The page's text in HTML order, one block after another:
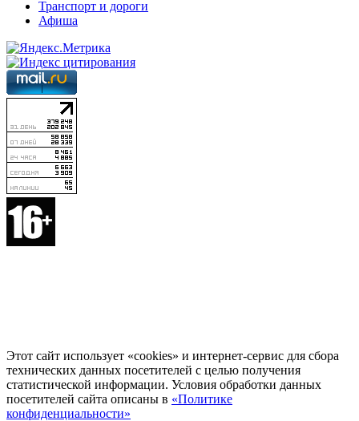
Транспорт и дороги
Афиша
Этот сайт использует «cookies» и интернет-сервис для сбора
технических данных посетителей с целью получения
статистической информации. Условия обработки данных
посетителей сайта описаны в «Политике
конфиденциальности»